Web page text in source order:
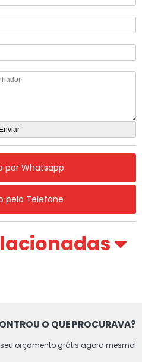
por Whatsapp
pelo Telefone
O QUE PROCURAVA?
orçamento grátis agora mesmo!